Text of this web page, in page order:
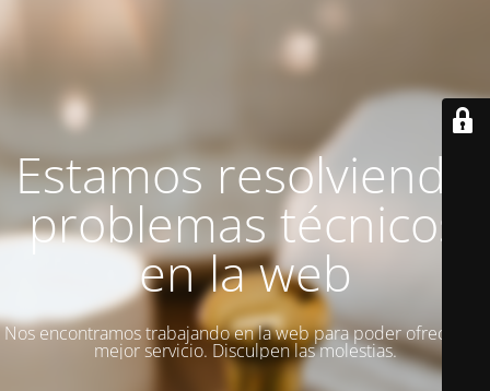
Estamos resolviendo
problemas técnicos
en la web
Nos encontramos trabajando en la web para poder ofrecer un
mejor servicio. Disculpen las molestias.